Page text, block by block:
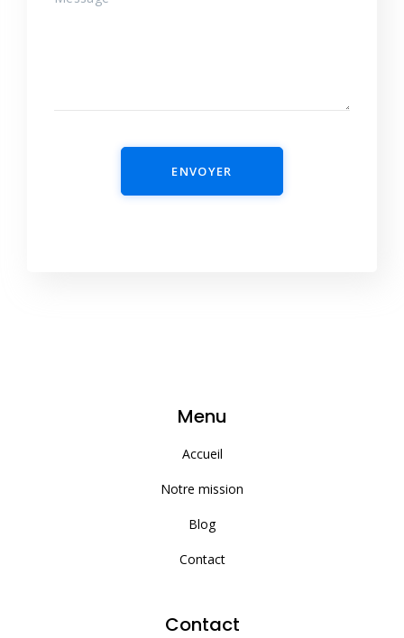
ENVOYER
Menu
Accueil
Notre mission
Blog
Contact
Contact